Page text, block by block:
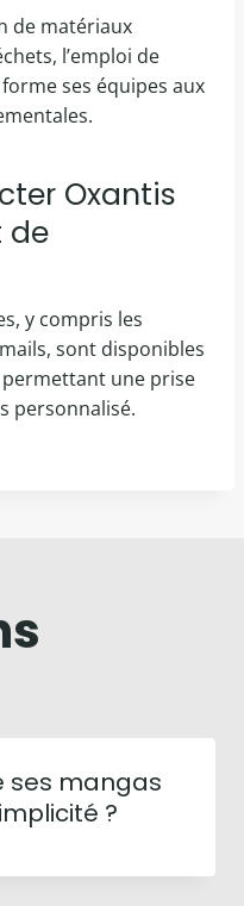
de matériaux
l’emploi de
ses équipes aux
Oxantis
de
y compris les
sont disponibles
permettant une prise
personnalisé.
ses mangas
?